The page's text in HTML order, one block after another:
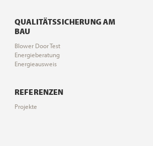
QUALITÄTSSICHERUNG AM
BAU
Blower Door Test
Energieberatung
Energieausweis
REFERENZEN
Projekte